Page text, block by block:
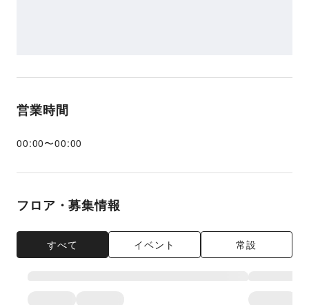
営業時間
00:00〜00:00
フロア・募集情報
すべて イベント 常設